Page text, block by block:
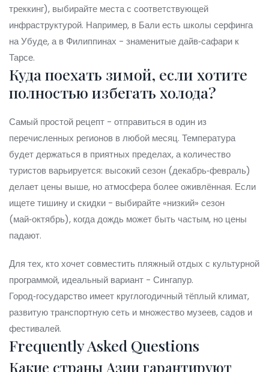
треккинг), выбирайте места с соответствующей
инфраструктурой. Например, в Бали есть школы серфинга
на Убуде, а в Филиппинах - знаменитые дайв‑сафари к
Тарсе.
Куда поехать зимой, если хотите
полностью избегать холода?
Самый простой рецепт - отправиться в один из
перечисленных регионов в любой месяц. Температура
будет держаться в приятных пределах, а количество
туристов варьируется: высокий сезон (декабрь‑февраль)
делает цены выше, но атмосфера более оживлённая. Если
ищете тишину и скидки - выбирайте «низкий» сезон
(май‑октябрь), когда дождь может быть частым, но цены
падают.
Для тех, кто хочет совместить пляжный отдых с культурной
программой, идеальный вариант - Сингапур.
Город‑государство имеет круглогодичный тёплый климат,
развитую транспортную сеть и множество музеев, садов и
фестивалей.
Frequently Asked Questions
Какие страны Азии гарантируют